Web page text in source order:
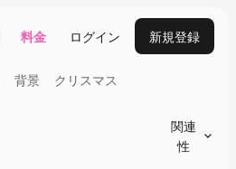
料金 ログイン 新規登録
背景 クリスマス
関連
性